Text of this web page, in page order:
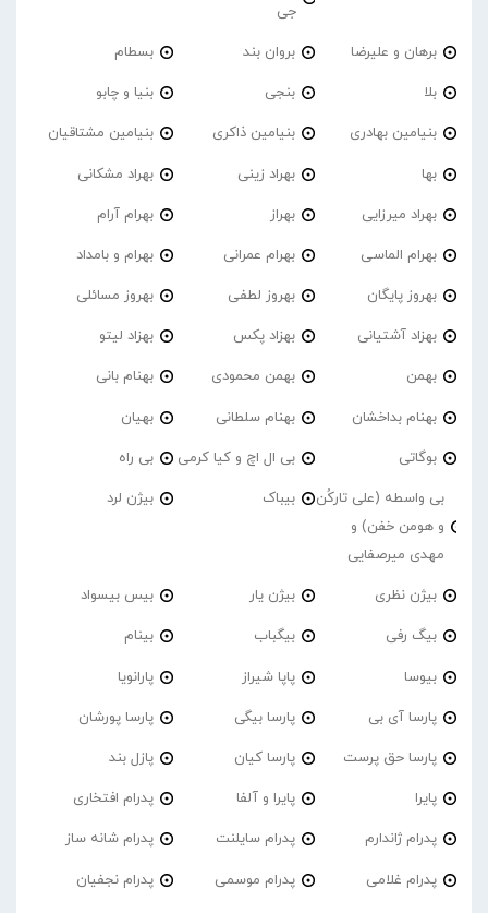
جی
برهان و علیرضا بروان بند بسطام
بلا بنجی بنیا و چابو
بنیامین بهادری بنیامین ذاکری بنیامین مشتاقیان
بها بهراد زینی بهراد مشکانی
بهراد میرزایی بهراز بهرام آرام
بهرام الماسی بهرام عمرانی بهرام و بامداد
بهروز پایگان بهروز لطفی بهروز مسائلی
بهزاد آشتیانی بهزاد پکس بهزاد لیتو
بهمن بهمن محمودی بهنام بانی
بهنام بداخشان بهنام سلطانی بهیان
بوگاتی بی ال اچ و کیا کرمی بی راه
بی واسطه (علی تارکُن
و هومن خفن) و
مهدی میرصفایی
بیباک بیژن لرد
بیژن نظری بیژن یار بیس بیسواد
بیگ رفی بیگباب بینام
بیوسا پاپا شیراز پارانویا
پارسا آی بی پارسا بیگی پارسا پورشان
پارسا حق پرست پارسا کیان پازل بند
پایرا پایرا و آلفا پدرام افتخاری
پدرام ژاندارم پدرام‌ سایلنت پدرام شانه ساز
پدرام غلامی پدرام موسمی پدرام نجفیان